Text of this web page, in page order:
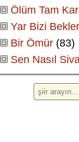
Ölüm Tam
Yar Bizi Bekler
Bir Ömür (83)
Sen Nasıl